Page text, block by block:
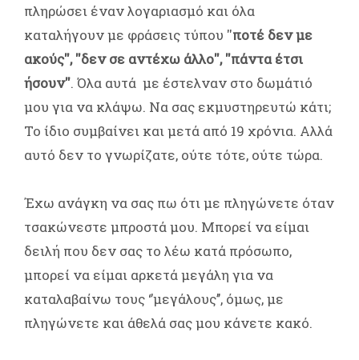
πληρώσει έναν λογαριασμό και όλα
καταλήγουν με φράσεις τύπου ''ποτέ δεν με
ακούς'', ''δεν σε αντέχω άλλο'', ''πάντα έτσι
ήσουν''. Όλα αυτά με έστελναν στο δωμάτιό
μου για να κλάψω. Να σας εκμυστηρευτώ κάτι;
Το ίδιο συμβαίνει και μετά από 19 χρόνια. Αλλά
αυτό δεν το γνωρίζατε, ούτε τότε, ούτε τώρα.
Έχω ανάγκη να σας πω ότι με πληγώνετε όταν
τσακώνεστε μπροστά μου. Μπορεί να είμαι
δειλή που δεν σας το λέω κατά πρόσωπο,
μπορεί να είμαι αρκετά μεγάλη για να
καταλαβαίνω τους ‘’μεγάλους’’, όμως, με
πληγώνετε και άθελά σας μου κάνετε κακό.